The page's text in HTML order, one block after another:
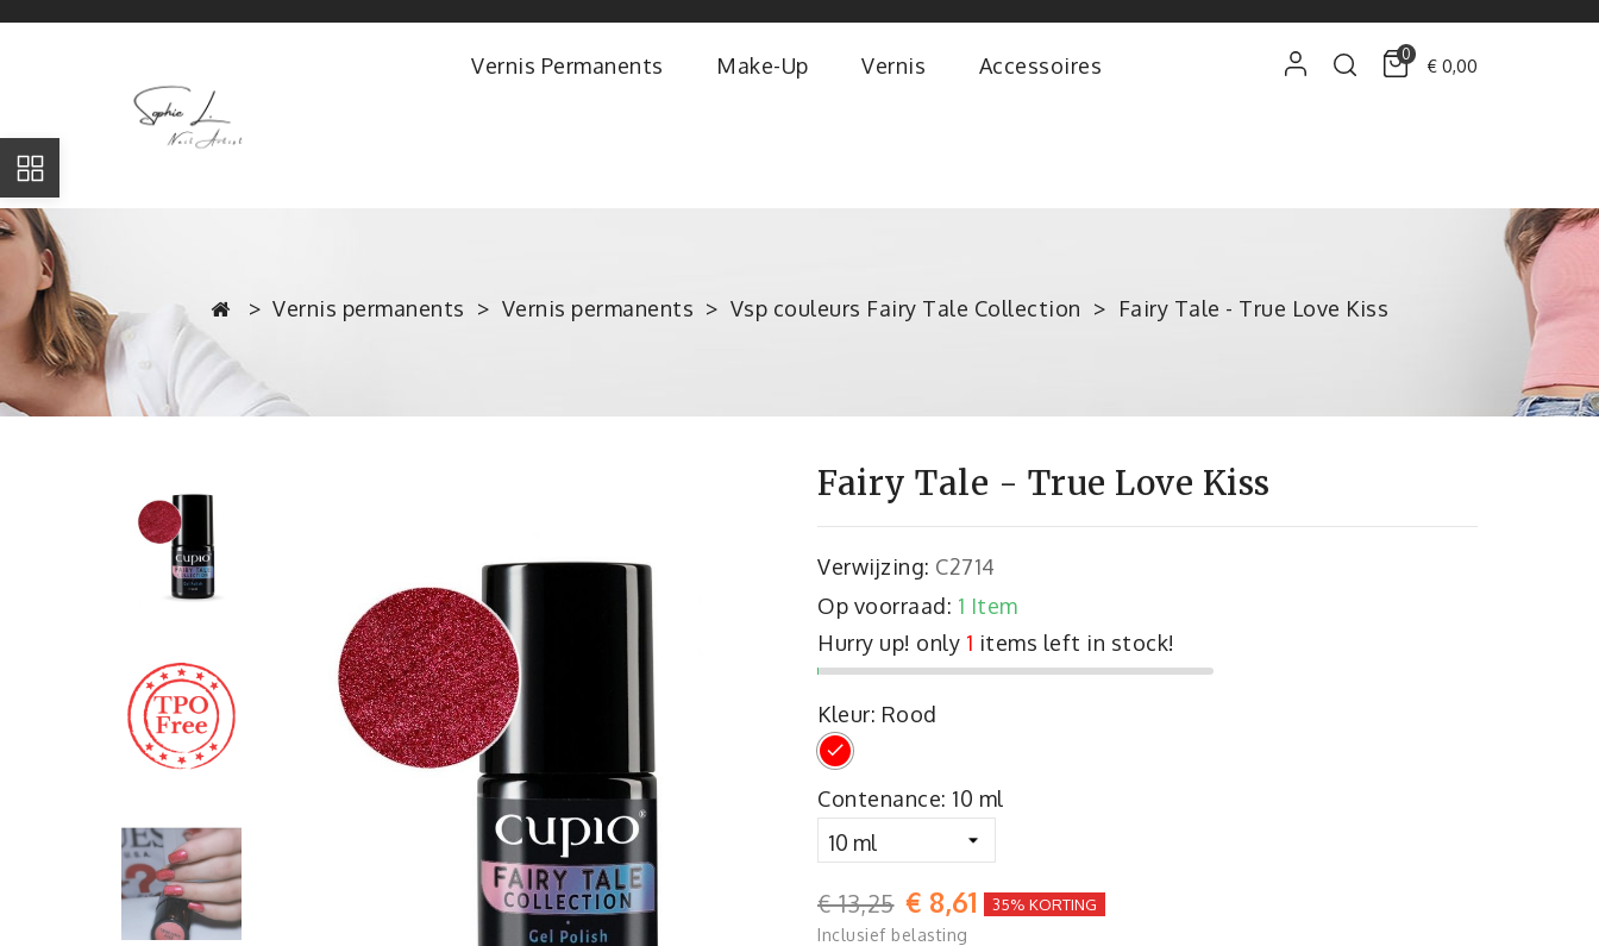
0
€ 0,00
Vernis Permanents Make-Up Vernis Accessoires
Vernis permanents Vernis permanents Vsp couleurs Fairy Tale Collection Fairy Tale - True Love Kiss
Fairy Tale - True Love Kiss
Verwijzing: C2714
Op voorraad: 1 Item
Hurry up! only 1 items left in stock!
Kleur: Rood
Rood
Contenance: 10 ml
€ 13,25 € 8,61 35% KORTING
Inclusief belasting